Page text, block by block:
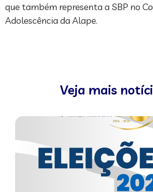
que também representa a SBP no
Adolescência da Alape.
Veja mais